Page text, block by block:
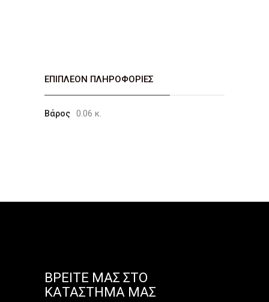
ΕΠΙΠΛΈΟΝ ΠΛΗΡΟΦΟΡΊΕΣ
Βάρος 0.06 κ.
ΒΡΕΊΤΕ ΜΑΣ ΣΤΟ
ΚΑΤΆΣΤΗΜΑ ΜΑΣ